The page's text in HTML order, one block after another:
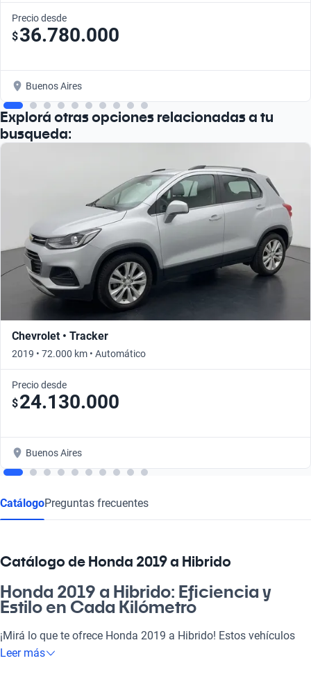
Precio desde
$36.780.000
Buenos Aires
Explorá otras opciones relacionadas a tu
busqueda:
Chevrolet • Tracker
2019 • 72.000 km • Automático
Precio desde
$24.130.000
Buenos Aires
CatálogoPreguntas frecuentes
Catálogo de Honda 2019 a Hibrido
Honda 2019 a Hibrido: Eficiencia y
Estilo en Cada Kilómetro
¡Mirá lo que te ofrece Honda 2019 a Hibrido! Estos vehículos
combinan sostenibilidad y potencia, haciéndote sentir bien al
Leer más